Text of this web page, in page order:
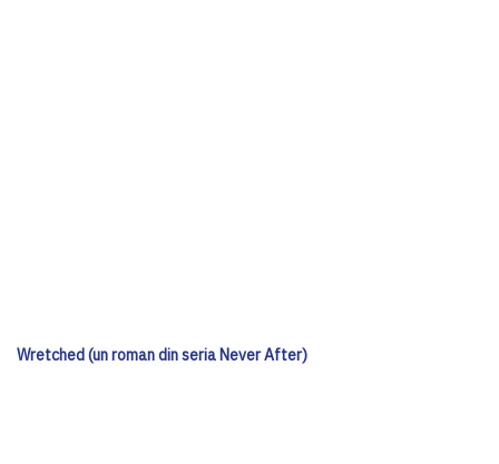
Wretched (un roman din seria Never After)